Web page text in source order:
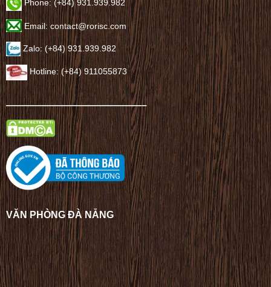
Phone: (+84) 931.939.982
Email: contact@rorisc.com
Zalo: (+84) 931.939.982
Hotline: (+84) 911055873
——————————————–
VĂN PHÒNG ĐÀ NẴNG